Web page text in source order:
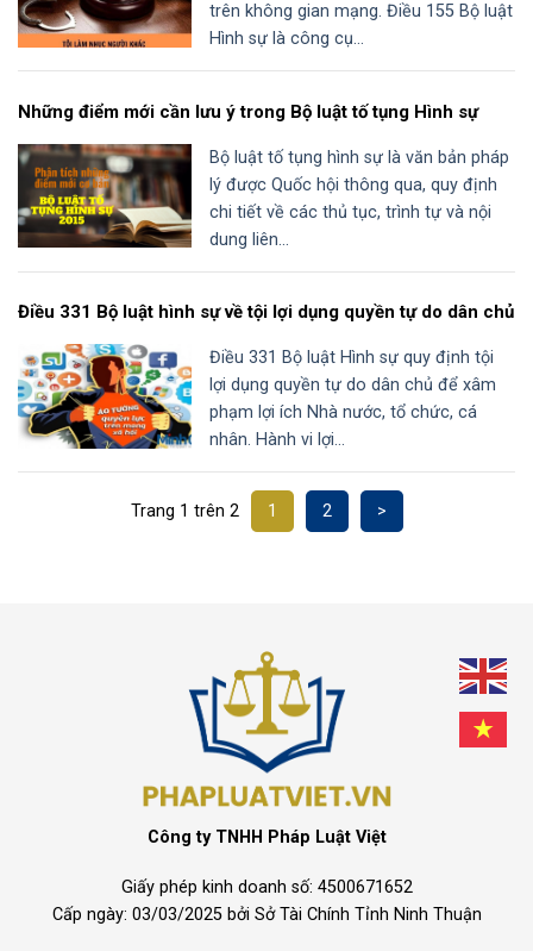
trên không gian mạng. Điều 155 Bộ luật
Hình sự là công cụ...
Những điểm mới cần lưu ý trong Bộ luật tố tụng Hình sự
Bộ luật tố tụng hình sự là văn bản pháp
lý được Quốc hội thông qua, quy định
chi tiết về các thủ tục, trình tự và nội
dung liên...
Điều 331 Bộ luật hình sự về tội lợi dụng quyền tự do dân chủ
Điều 331 Bộ luật Hình sự quy định tội
lợi dụng quyền tự do dân chủ để xâm
phạm lợi ích Nhà nước, tổ chức, cá
nhân. Hành vi lợi...
Trang 1 trên 2 1 2 >
Công ty TNHH Pháp Luật Việt
Giấy phép kinh doanh số: 4500671652
Cấp ngày: 03/03/2025 bởi Sở Tài Chính Tỉnh Ninh Thuận